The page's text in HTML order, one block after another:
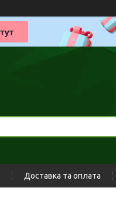
Доставка та оплата